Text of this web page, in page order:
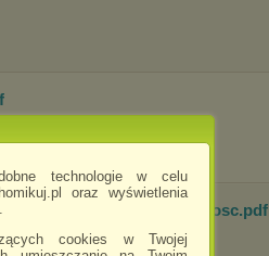
technologie w celu
oraz wyświetlenia
cookies w Twojej
u klienta wywolac ciekawosc.pdf